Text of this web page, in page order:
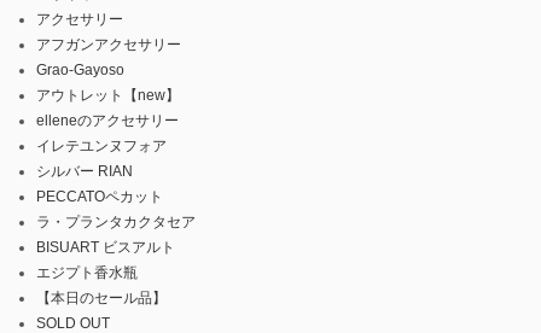
アクセサリー
アフガンアクセサリー
Grao-Gayoso
アウトレット【new】
elleneのアクセサリー
イレテユンヌフォア
シルバー RIAN
PECCATOペカット
ラ・プランタカクタセア
BISUART ビスアルト
エジプト香水瓶
【本日のセール品】
SOLD OUT